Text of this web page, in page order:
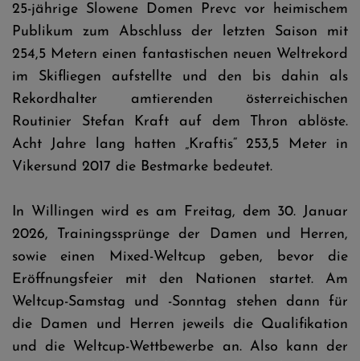
25-jährige Slowene Domen Prevc vor heimischem
Publikum zum Abschluss der letzten Saison mit
254,5 Metern einen fantastischen neuen Weltrekord
im Skifliegen aufstellte und den bis dahin als
Rekordhalter amtierenden österreichischen
Routinier Stefan Kraft auf dem Thron ablöste.
Acht Jahre lang hatten „Kraftis“ 253,5 Meter in
Vikersund 2017 die Bestmarke bedeutet.
In Willingen wird es am Freitag, dem 30. Januar
2026, Trainingssprünge der Damen und Herren,
sowie einen Mixed-Weltcup geben, bevor die
Eröffnungsfeier mit den Nationen startet. Am
Weltcup-Samstag und -Sonntag stehen dann für
die Damen und Herren jeweils die Qualifikation
und die Weltcup-Wettbewerbe an. Also kann der